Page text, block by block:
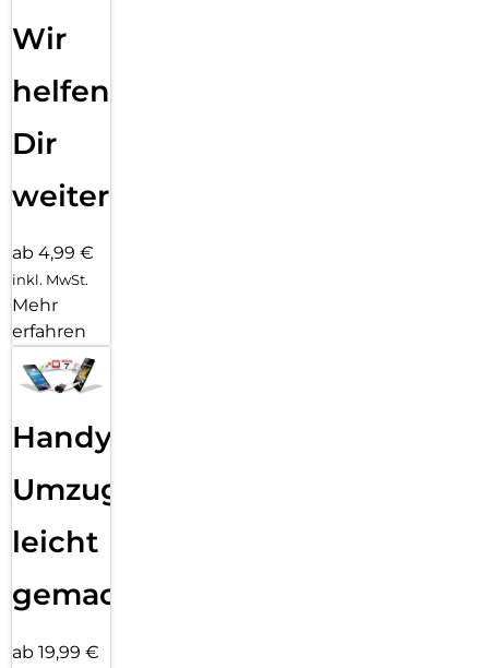
Wir
helfen
Dir
weiter
ab 4,99 €
inkl. MwSt.
Mehr
erfahren
Handy
Umzug
leicht
gemacht!
ab 19,99 €